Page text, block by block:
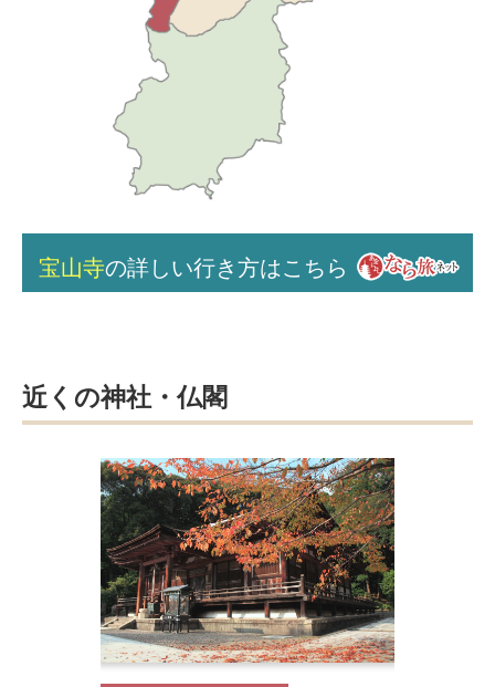
宝山寺の詳しい行き方はこちら
近くの神社・仏閣